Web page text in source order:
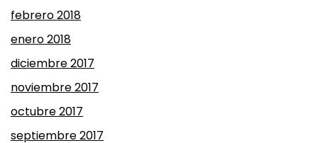
febrero 2018
enero 2018
diciembre 2017
noviembre 2017
octubre 2017
septiembre 2017